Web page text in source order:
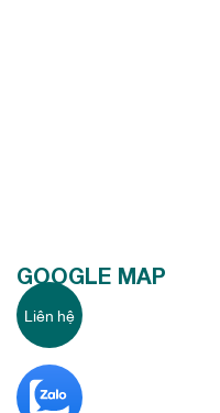
GOOGLE MAP
Liên hệ